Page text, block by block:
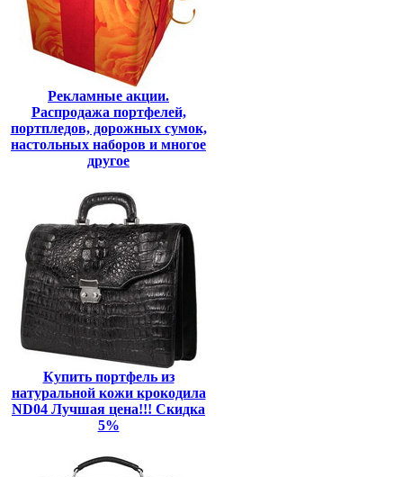
Рекламные акции.
Распродажа портфелей,
портпледов, дорожных сумок,
настольных наборов и многое
другое
Купить портфель из
натуральной кожи крокодила
ND04 Лучшая цена!!! Скидка
5%